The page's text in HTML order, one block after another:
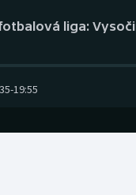
liga:
-19:55